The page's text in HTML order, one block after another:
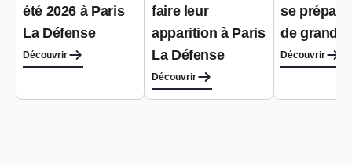
été 2026 à Paris
La Défense
Découvrir
faire leur
apparition à Paris
La Défense
Découvrir
se
de grand
Découvrir